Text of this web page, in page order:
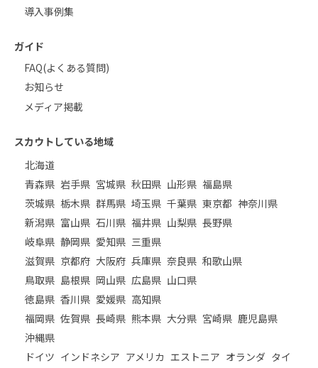
導入事例集
ガイド
FAQ(よくある質問)
お知らせ
メディア掲載
スカウトしている地域
北海道
青森県 岩手県 宮城県 秋田県 山形県 福島県
茨城県 栃木県 群馬県 埼玉県 千葉県 東京都 神奈川県
新潟県 富山県 石川県 福井県 山梨県 長野県
岐阜県 静岡県 愛知県 三重県
滋賀県 京都府 大阪府 兵庫県 奈良県 和歌山県
鳥取県 島根県 岡山県 広島県 山口県
徳島県 香川県 愛媛県 高知県
福岡県 佐賀県 長崎県 熊本県 大分県 宮崎県 鹿児島県
沖縄県
ドイツ インドネシア アメリカ エストニア オランダ タイ